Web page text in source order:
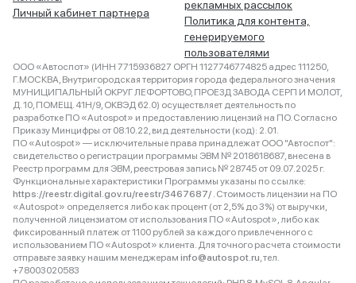
Личный кабинет партнера
рекламных рассылок
Политика для контента,
генерируемого
пользователями
ООО «Автоспот» (ИНН 7715936827 ОРГН 1127746774825 адрес 111250,
Г.МОСКВА, Внутригородская территория города федерального значения
МУНИЦИПАЛЬНЫЙ ОКРУГ ЛЕФОРТОВО, ПРОЕЗД ЗАВОДА СЕРП И МОЛОТ,
Д. 10, ПОМЕЩ. 41Н/9, ОКВЭД 62.0) осуществляет деятельность по
разработке ПО «Autospot» и предоставлению лицензий на ПО. Согласно
Приказу Минцифры от 08.10.22, вид деятельности (код): 2.01.
ПО «Autospot» — исключительные права принадлежат ООО "Автоспот":
свидетельство о регистрации программы ЭВМ № 2018618687, внесена в
Реестр программ для ЭВМ, реестровая запись № 28745 от 09.07.2025 г.
Функциональные характеристики Программы указаны по ссылке:
https://reestr.digital.gov.ru/reestr/3467687/ . Стоимость лицензии на ПО
«Autospot» определяется либо как процент (от 2,5% до 3%) от выручки,
полученной лицензиатом от использования ПО «Autospot», либо как
фиксированный платеж от 1100 рублей за каждого привлеченного с
использованием ПО «Autospot» клиента. Для точного расчета стоимости
отправьте заявку нашим менеджерам info@autospot.ru, тел.
+78003020583